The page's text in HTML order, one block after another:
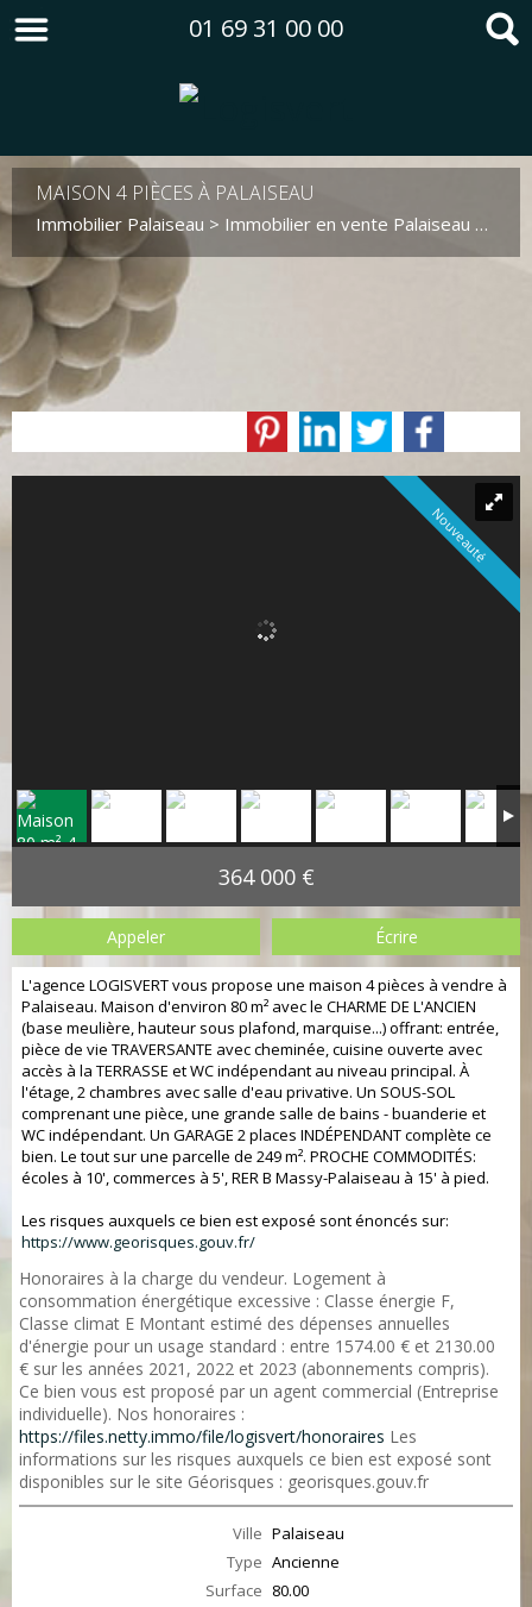
01 69 31 00 00
MAISON 4 PIÈCES À PALAISEAU
Immobilier Palaiseau > Immobilier en vente Palaiseau >
Nouveauté
364 000 €
Appeler Écrire
L'agence LOGISVERT vous propose une maison 4 pièces à vendre à
Palaiseau. Maison d'environ 80 m² avec le CHARME DE L'ANCIEN
(base meulière, hauteur sous plafond, marquise...) offrant: entrée,
pièce de vie TRAVERSANTE avec cheminée, cuisine ouverte avec
accès à la TERRASSE et WC indépendant au niveau principal. À
l'étage, 2 chambres avec salle d'eau privative. Un SOUS-SOL
comprenant une pièce, une grande salle de bains - buanderie et
WC indépendant. Un GARAGE 2 places INDÉPENDANT complète ce
bien. Le tout sur une parcelle de 249 m². PROCHE COMMODITÉS:
écoles à 10', commerces à 5', RER B Massy-Palaiseau à 15' à pied.
Les risques auxquels ce bien est exposé sont énoncés sur:
https://www.georisques.gouv.fr/
Honoraires à la charge du vendeur. Logement à
consommation énergétique excessive : Classe énergie F,
Classe climat E Montant estimé des dépenses annuelles
d'énergie pour un usage standard : entre 1574.00 € et 2130.00
€ sur les années 2021, 2022 et 2023 (abonnements compris).
Ce bien vous est proposé par un agent commercial (Entreprise
individuelle). Nos honoraires :
https://files.netty.immo/file/logisvert/honoraires Les
informations sur les risques auxquels ce bien est exposé sont
disponibles sur le site Géorisques : georisques.gouv.fr
Ville Palaiseau
Type Ancienne
Surface 80.00